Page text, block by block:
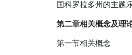
国科罗拉多州的主题
第二章相关概念及理
第一节相关概念